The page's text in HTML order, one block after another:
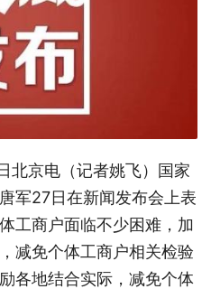
北京电（记者姚飞）国家
军27日在新闻发布会上表
工商户面临不少困难，加
减免个体工商户相关检验
各地结合实际，减免个体